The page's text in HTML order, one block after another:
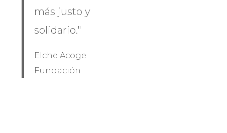
más justo y
solidario."
Elche Acoge
Fundación